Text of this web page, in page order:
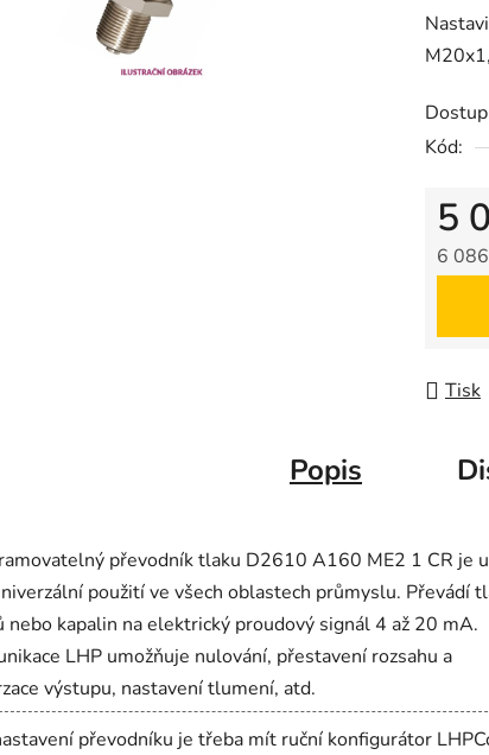
je
0,0
5
Kód:
5
6
Tisk
Popis
převodník tlaku D2610 A160 ME2 1 CR je
použití ve všech oblastech průmyslu. Převádí
nebo kapalin na elektrický proudový signál 4 až 20 mA.
LHP umožňuje nulování, přestavení rozsahu a
výstupu, nastavení tlumení, atd.
převodníku je třeba mít ruční konfigurátor